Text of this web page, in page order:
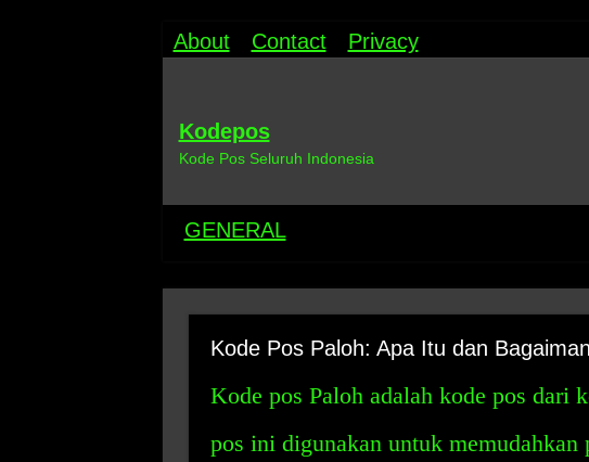
About Contact Privacy
Kodepos
Kode Pos Seluruh Indonesia
GENERAL
Kode Pos Paloh: Apa Itu dan
Kode pos Paloh adalah kode pos dari
pos ini digunakan untuk memudahkan